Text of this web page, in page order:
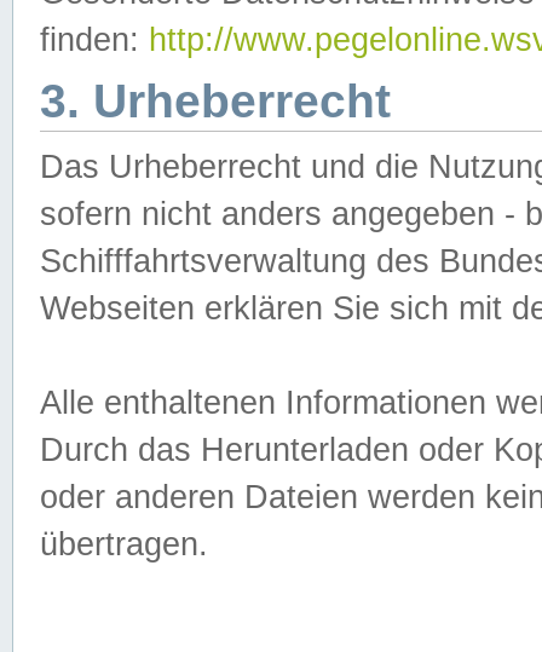
finden: http://
3. Urheberrecht
Das Urheberrecht und die
sofern nicht anders angegeben -
Schifffahrtsverwaltung des
Webseiten erklären Sie sich mit
Alle enthaltenen Informationen
Durch das Herunterladen oder
oder anderen Dateien werden
übertragen.